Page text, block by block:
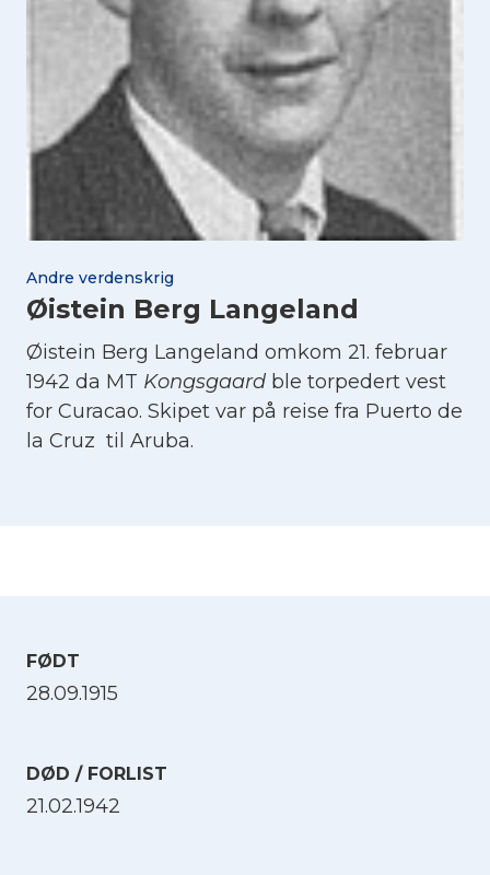
Andre verdenskrig
Øistein Berg Langeland
Øistein Berg Langeland omkom 21. februar
1942 da MT Kongsgaard ble torpedert vest
for Curacao. Skipet var på reise fra Puerto de
la Cruz til Aruba.
FØDT
28.09.1915
DØD / FORLIST
21.02.1942